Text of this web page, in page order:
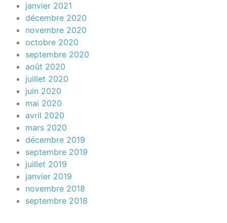
janvier 2021
décembre 2020
novembre 2020
octobre 2020
septembre 2020
août 2020
juillet 2020
juin 2020
mai 2020
avril 2020
mars 2020
décembre 2019
septembre 2019
juillet 2019
janvier 2019
novembre 2018
septembre 2018